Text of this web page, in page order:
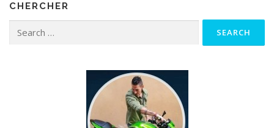
CHERCHER